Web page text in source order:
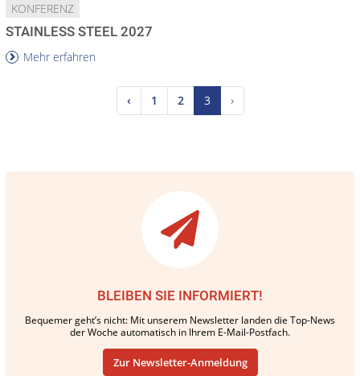
KONFERENZ
STAINLESS STEEL 2027
Mehr erfahren
‹ 1 2 3 ›
BLEIBEN SIE INFORMIERT!
Bequemer geht’s nicht: Mit unserem Newsletter landen die Top-News
der Woche automatisch in Ihrem E-Mail-Postfach.
Zur Newsletter-Anmeldung